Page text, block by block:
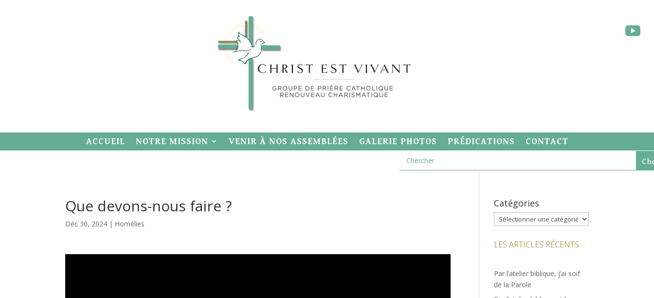
ACCUEIL NOTRE MISSION VENIR À NOS ASSEMBLÉES GALERIE PHOTOS PRÉDICATIONS CONTACT
Que devons-nous faire ?
Déc 30, 2024 | Homélies
Catégories
Catégories
LES ARTICLES RÉCENTS
Par l’atelier biblique, j’ai soif
de la Parole